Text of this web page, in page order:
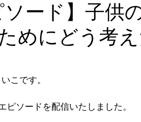
ード】子供
めにどう考
こです。
ソードを配信いたしました。